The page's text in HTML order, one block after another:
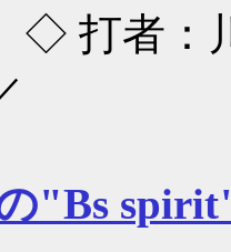
打者：
"Bs